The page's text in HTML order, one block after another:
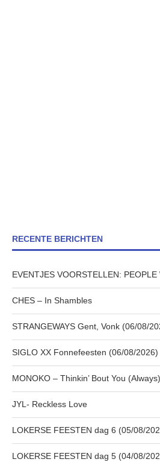
RECENTE BERICHTEN
EVENTJES VOORSTELLEN: PEOPLE
CHES – In Shambles
STRANGEWAYS Gent, Vonk (06/08/
SIGLO XX Fonnefeesten (06/08/2026)
MONOKO – Thinkin’ Bout You (Always)
JYL- Reckless Love
LOKERSE FEESTEN dag 6 (05/08/
LOKERSE FEESTEN dag 5 (04/08/